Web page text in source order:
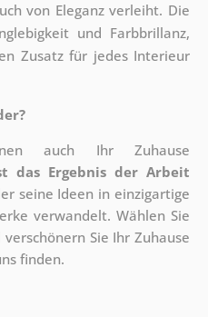
von Eleganz verleiht. Die
und Farbbrillanz,
Zusatz für jedes Interieur
auch Ihr Zuhause
das Ergebnis der Arbeit
seine Ideen in einzigartige
verwandelt. Wählen Sie
Sie Ihr Zuhause
finden.